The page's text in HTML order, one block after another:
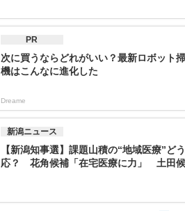
PR
次に買うならどれがいい？最新ロボット
機はこんなに進化した
Dreame
新潟ニュース
【新潟知事選】課題山積の“地域医療”ど
応？ 花角候補「在宅医療に力」 土田